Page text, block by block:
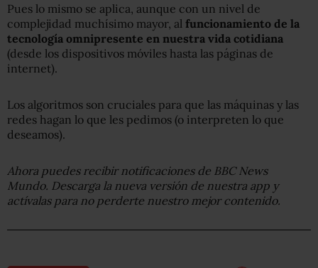
Pues lo mismo se aplica, aunque con un nivel de
complejidad muchísimo mayor, al funcionamiento de la
tecnología omnipresente en nuestra vida cotidiana
(desde los dispositivos móviles hasta las páginas de
internet).
Los algoritmos son cruciales para que las máquinas y las
redes hagan lo que les pedimos (o interpreten lo que
deseamos).
Ahora puedes recibir notificaciones de BBC News
Mundo. Descarga la nueva versión de nuestra app y
actívalas para no perderte nuestro mejor contenido.